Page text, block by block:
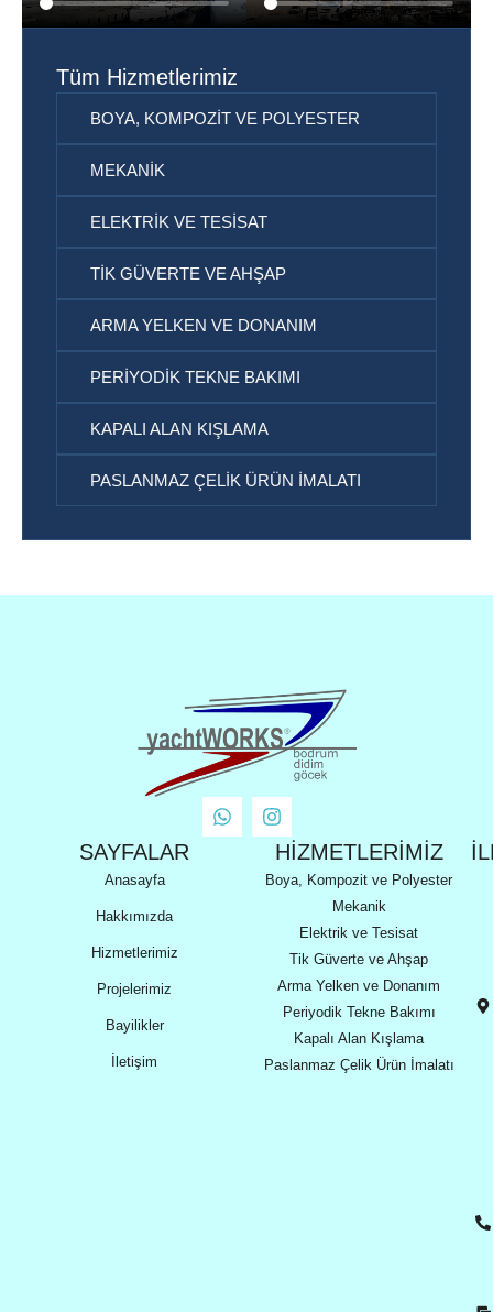
Tüm Hizmetlerimiz
BOYA, KOMPOZIT VE POLYESTER
MEKANIK
ELEKTRIK VE TESISAT
TIK GÜVERTE VE AHŞAP
ARMA YELKEN VE DONANIM
PERIYODIK TEKNE BAKIMI
KAPALI ALAN KIŞLAMA
PASLANMAZ ÇELIK ÜRÜN IMALATI
SAYFALAR
Anasayfa
Hakkımızda
Hizmetlerimiz
Projelerimiz
Bayilikler
İletişim
HIZMETLERİMİZ
Boya, Kompozit ve Polyester
Mekanik
Elektrik ve Tesisat
Tik Güverte ve Ahşap
Arma Yelken ve Donanım
Periyodik Tekne Bakımı
Kapalı Alan Kışlama
Paslanmaz Çelik Ürün İmalatı